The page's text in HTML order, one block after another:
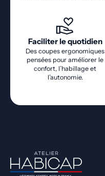
Faciliter le quotidien
Des coupes ergonomiques
pensées pour améliorer le
confort, l’habillage et
l’autonomie.